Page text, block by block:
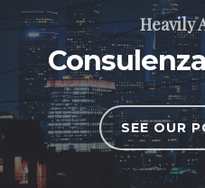
Heavily
SEE OUR